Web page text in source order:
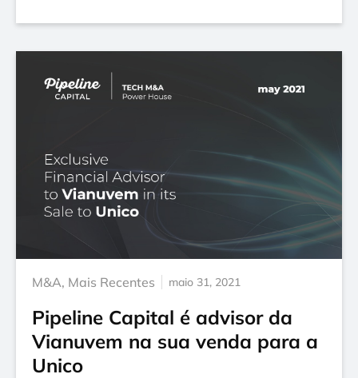
M&A, Mais Recentes maio 31, 2021
Pipeline Capital é advisor da
Vianuvem na sua venda para a
Unico